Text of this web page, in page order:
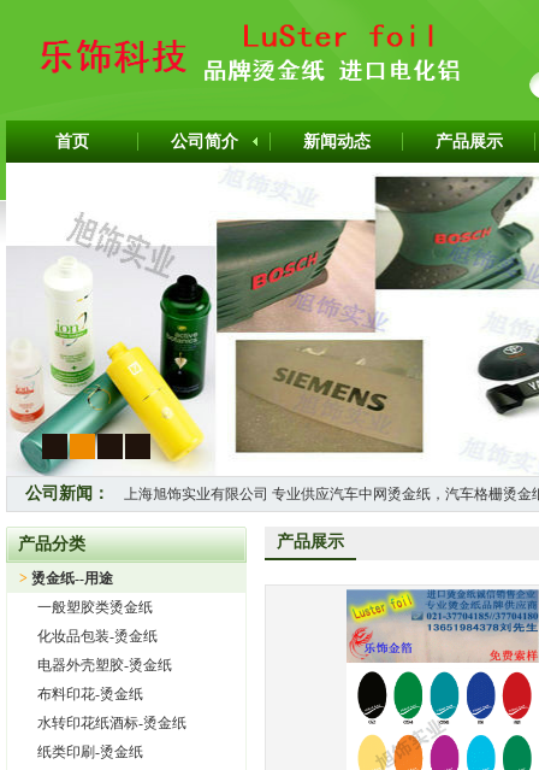
首页 公司简介 新闻动态 产品展示
4
公司新闻：
上海旭饰实业有限公司 专业供应汽车中网烫金纸，汽车格栅烫
怎样选择适合自己的烫金纸？
热烈祝贺上海旭饰实业有限公司成为韩国ITW烫金纸华东区代理商
上海旭饰实业有限公司—日本东洋烫金纸TORAY烫金纸华东区总
热烈祝贺上海旭饰实业有限公司成为德国库尔兹烫金纸一级代理
热烈祝贺旭饰实业成为日本OIKE烫金纸尾池烫金纸华东区总代理
上海旭饰实业有限公司——进口烫金纸专业供应商
怎样选择进口烫金纸
产品分类
> 烫金纸--用途
一般塑胶类烫金纸
化妆品包装-烫金纸
电器外壳塑胶-烫金纸
布料印花-烫金纸
水转印花纸酒标-烫金纸
纸类印刷-烫金纸
产品展示